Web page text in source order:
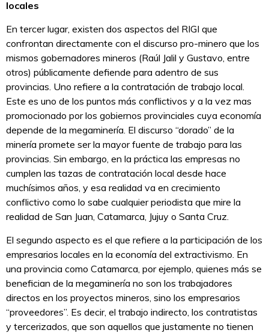
locales
En tercer lugar, existen dos aspectos del RIGI que
confrontan directamente con el discurso pro-minero que los
mismos gobernadores mineros (Raúl Jalil y Gustavo, entre
otros) públicamente defiende para adentro de sus
provincias. Uno refiere a la contratación de trabajo local.
Este es uno de los puntos más conflictivos y a la vez mas
promocionado por los gobiernos provinciales cuya economía
depende de la megaminería. El discurso “dorado” de la
minería promete ser la mayor fuente de trabajo para las
provincias. Sin embargo, en la práctica las empresas no
cumplen las tazas de contratación local desde hace
muchísimos años, y esa realidad va en crecimiento
conflictivo como lo sabe cualquier periodista que mire la
realidad de San Juan, Catamarca, Jujuy o Santa Cruz.
El segundo aspecto es el que refiere a la participación de los
empresarios locales en la economía del extractivismo. En
una provincia como Catamarca, por ejemplo, quienes más se
benefician de la megaminería no son los trabajadores
directos en los proyectos mineros, sino los empresarios
“proveedores”. Es decir, el trabajo indirecto, los contratistas
y tercerizados, que son aquellos que justamente no tienen